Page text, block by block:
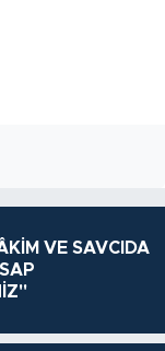
VE SAVCIDA